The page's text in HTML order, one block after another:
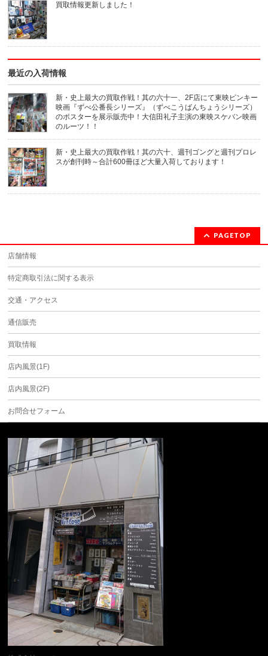
買取情報更新しました！
最近の入荷情報
新・史上最大の買取作戦！其の六十一、2F店にて東映ピンキー
映画『ずべ公番長シリーズ』（ずべこうばんちょうシリーズ）
のポスターを展示販売中！大信田礼子主演の東映スケバン映画
のルーツ！！
新・史上最大の買取作戦！其の六十、週刊ゴングと週刊プロレ
スが創刊時～合計600冊ほど大量入荷しております！
PAGETOP
店舗情報
特定商取引法に関する表示
交通・アクセス
通信販売
買取情報
店内風景(1F)
店内風景(2F)
お問合せフォーム